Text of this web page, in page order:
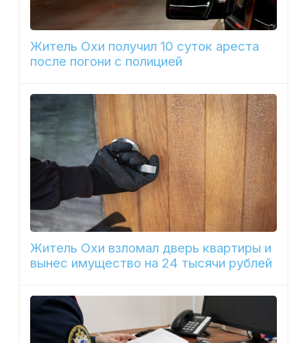
Житель Охи получил 10 суток ареста
после погони с полицией
Житель Охи взломал дверь квартиры и
вынес имущество на 24 тысячи рублей